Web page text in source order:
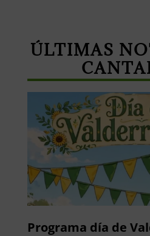
ÚLTIMAS
Programa día de